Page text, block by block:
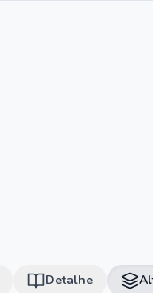
Detalhe